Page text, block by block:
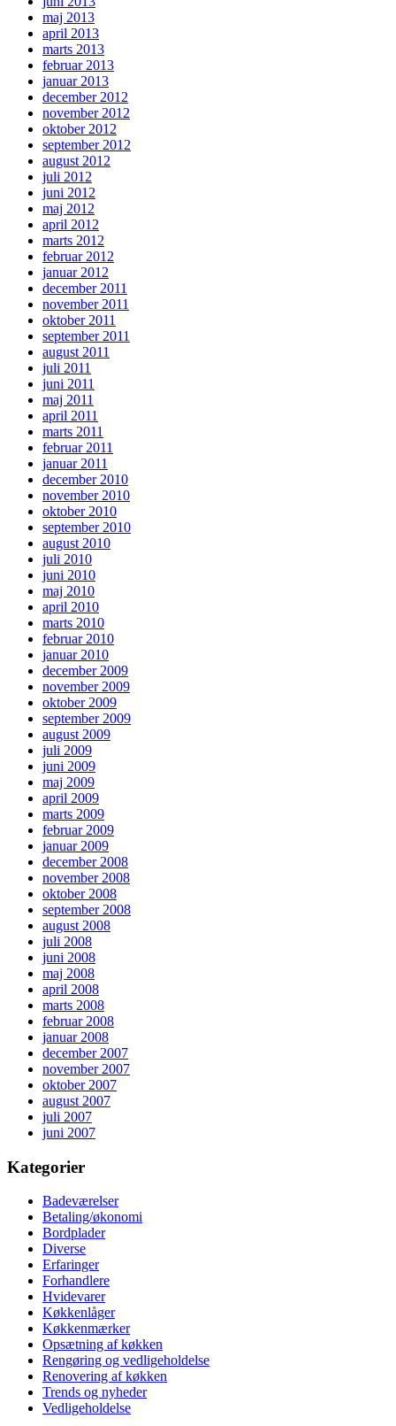
maj 2013
april 2013
marts 2013
februar 2013
januar 2013
december 2012
november 2012
oktober 2012
september 2012
august 2012
juli 2012
juni 2012
maj 2012
april 2012
marts 2012
februar 2012
januar 2012
december 2011
november 2011
oktober 2011
september 2011
august 2011
juli 2011
juni 2011
maj 2011
april 2011
marts 2011
februar 2011
januar 2011
december 2010
november 2010
oktober 2010
september 2010
august 2010
juli 2010
juni 2010
maj 2010
april 2010
marts 2010
februar 2010
januar 2010
december 2009
november 2009
oktober 2009
september 2009
august 2009
juli 2009
juni 2009
maj 2009
april 2009
marts 2009
februar 2009
januar 2009
december 2008
november 2008
oktober 2008
september 2008
august 2008
juli 2008
juni 2008
maj 2008
april 2008
marts 2008
februar 2008
januar 2008
december 2007
november 2007
oktober 2007
august 2007
juli 2007
juni 2007
Kategorier
Badeværelser
Betaling/økonomi
Bordplader
Diverse
Erfaringer
Forhandlere
Hvidevarer
Køkkenlåger
Køkkenmærker
Opsætning af køkken
Rengøring og vedligeholdelse
Renovering af køkken
Trends og nyheder
Vedligeholdelse